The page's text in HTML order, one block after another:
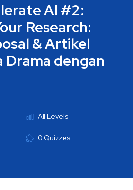
AI #2:
Research:
& Artikel
Drama dengan
All Levels
0 Quizzes